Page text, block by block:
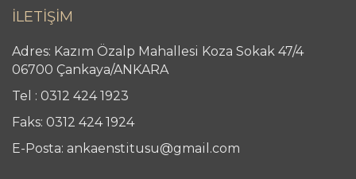
İLETİŞİM
Adres: Kazım Özalp Mahallesi Koza Sokak 47/4
06700 Çankaya/ANKARA
Tel : 0312 424 1923
Faks: 0312 424 1924
E-Posta: ankaenstitusu@gmail.com